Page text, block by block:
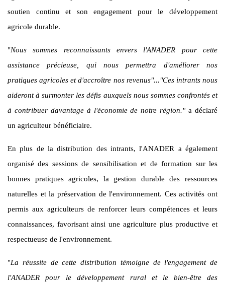
soutien continu et son engagement pour le développement
agricole durable.
"Nous sommes reconnaissants envers l'ANADER pour cette
assistance précieuse, qui nous permettra d'améliorer nos
pratiques agricoles et d'accroître nos revenus"..."Ces intrants nous
aideront à surmonter les défis auxquels nous sommes confrontés et
à contribuer davantage à l'économie de notre région."a déclaré
un agriculteur bénéficiaire.
En plus de la distribution des intrants, l'ANADER a également
organisé des sessions de sensibilisation et de formation sur les
bonnes pratiques agricoles, la gestion durable des ressources
naturelles et la préservation de l'environnement. Ces activités ont
permis aux agriculteurs de renforcer leurs compétences et leurs
connaissances, favorisant ainsi une agriculture plus productive et
respectueuse de l'environnement.
"La réussite de cette distribution témoigne de l'engagement de
l'ANADER pour le développement rural et le bien-être des